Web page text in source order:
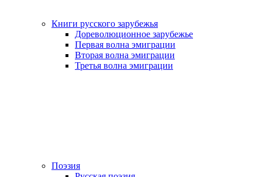
Книги русского зарубежья
Дореволюционное зарубежье
Первая волна эмиграции
Вторая волна эмиграции
Третья волна эмиграции
Поэзия